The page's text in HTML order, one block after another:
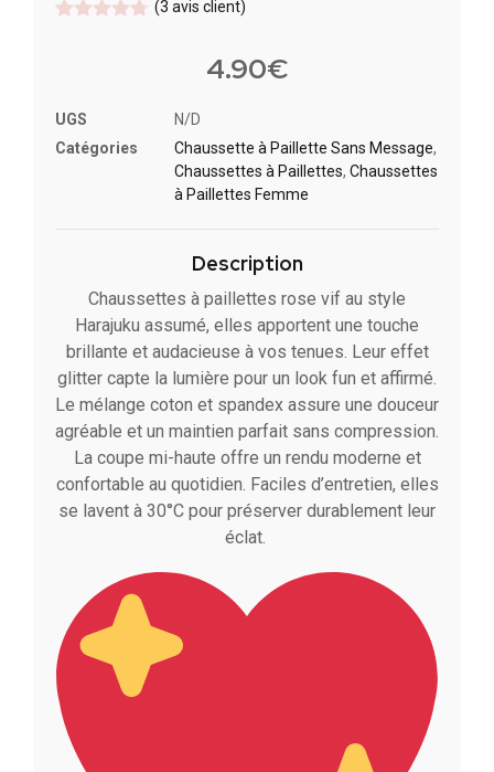
(3 avis client)
4.90€
UGS
N/D
Catégories
Chaussette à Paillette Sans Message,
Chaussettes à Paillette​s, Chaussettes
à Paillettes Femme
Description
Chaussettes à paillettes rose vif au style
Harajuku assumé, elles apportent une touche
brillante et audacieuse à vos tenues. Leur effet
glitter capte la lumière pour un look fun et affirmé.
Le mélange coton et spandex assure une douceur
agréable et un maintien parfait sans compression.
La coupe mi-haute offre un rendu moderne et
confortable au quotidien. Faciles d’entretien, elles
se lavent à 30°C pour préserver durablement leur
éclat.